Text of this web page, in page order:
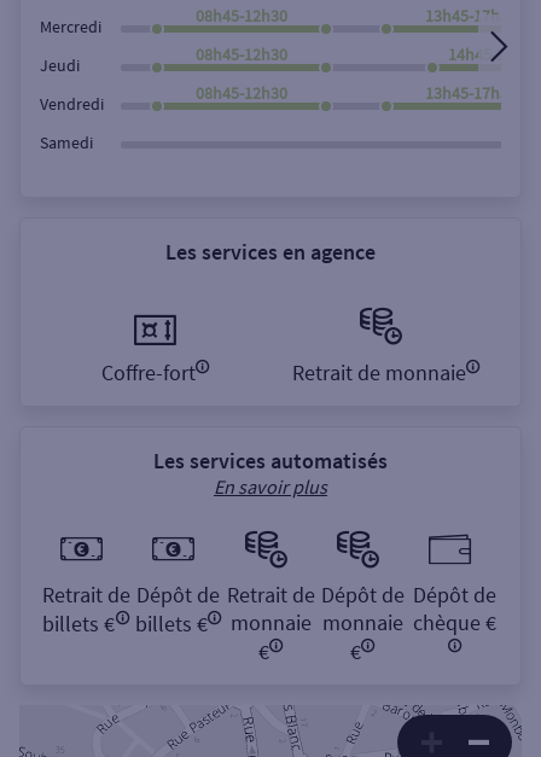
Rue
Mercredi
08h45-12h30 13h45-17h30
Jeudi
08h45-12h30 14h45-17h30
Vendredi
08h45-12h30 13h45-17h30
Samedi
Les services en agence
Coffre-fort Retrait de monnaie
Les services automatisés
En savoir plus
Retrait de
billets €
Dépôt de
billets €
Retrait de
monnaie
€
Dépôt de
monnaie
€
Dépôt de
chèque €